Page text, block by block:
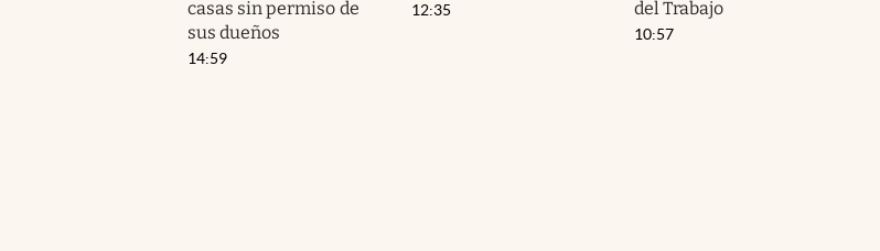
casas sin permiso de
sus dueños
14:59
12:35
del Trabajo
10:57